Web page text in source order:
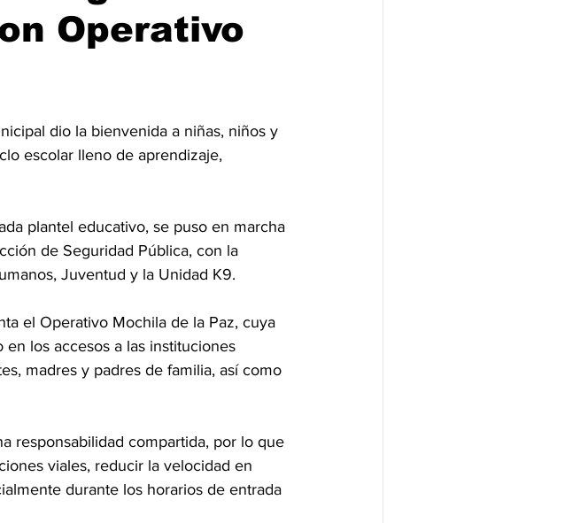
Operativo
dio la bienvenida a niñas, niños y
escolar lleno de aprendizaje,
plantel educativo, se puso en marcha
de Seguridad Pública, con la
Juventud y la Unidad K9.
el Operativo Mochila de la Paz, cuya
los accesos a las instituciones
madres y padres de familia, así como
responsabilidad compartida, por lo que
viales, reducir la velocidad en
durante los horarios de entrada